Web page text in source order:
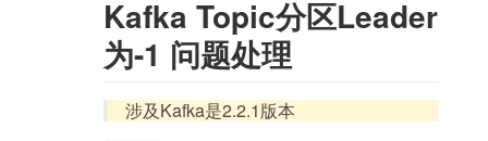
Kafka Topic分区Leader
为-1 问题处理
涉及Kafka是2.2.1版本